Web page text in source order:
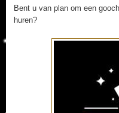
Bent u van plan om een
huren?